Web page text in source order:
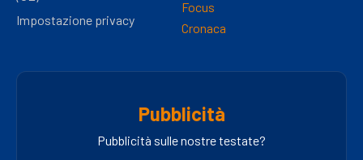
Impostazione privacy
Focus
Cronaca
Pubblicità
Pubblicità sulle nostre testate?